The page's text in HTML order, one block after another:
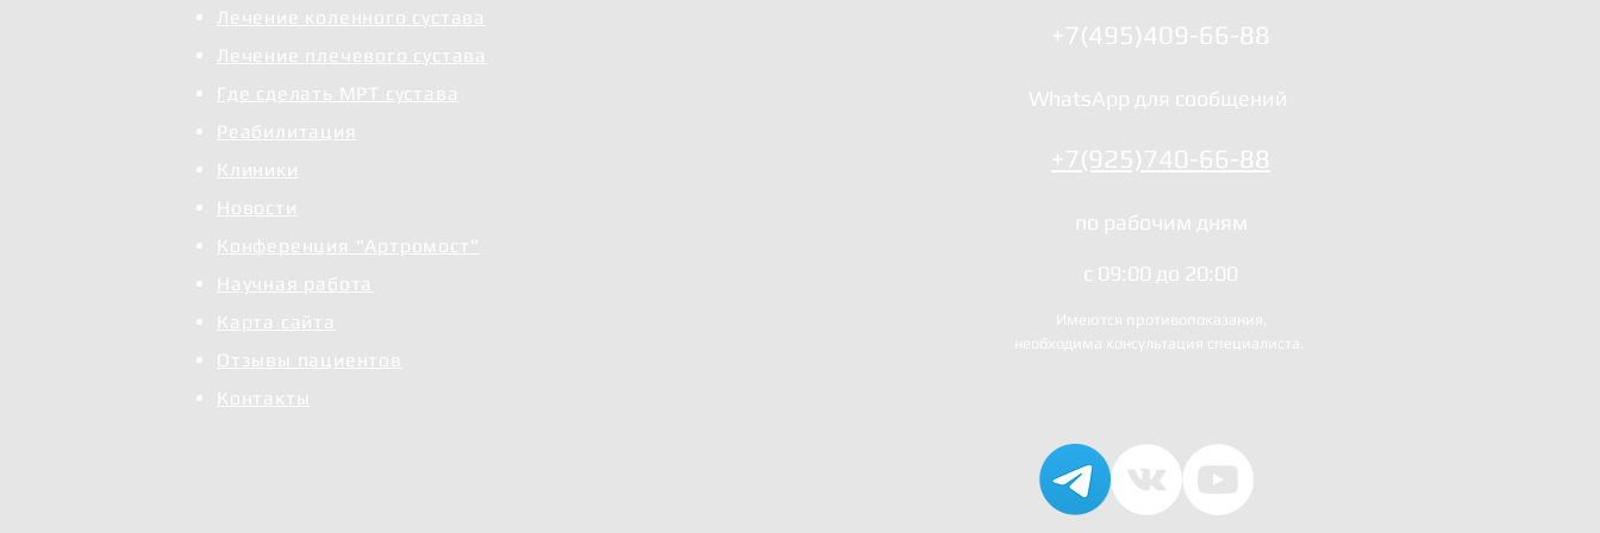
Лечение коленного сустава
Лечение плечевого сустава
Где сделать МРТ сустава
Реабилитация
Клиники
Новости
Конференция "Артромост"
Научная работа
Карта сайта
Отзывы пациентов
Контакты
+7(495)409-66-88
WhatsApp для сообщений
+7(925)740-66-88
по рабочим дням
с 09:00 до 20:00
Имеются противопоказания,
необходима консультация специалиста.